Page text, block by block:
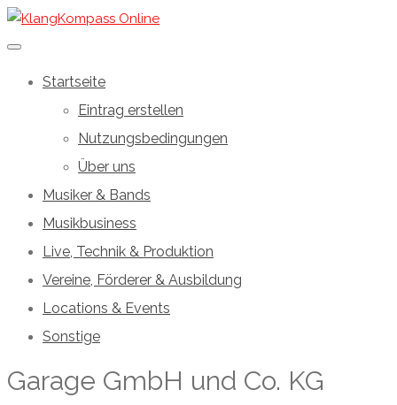
Startseite
Eintrag erstellen
Nutzungsbedingungen
Über uns
Musiker & Bands
Musikbusiness
Live, Technik & Produktion
Vereine, Förderer & Ausbildung
Locations & Events
Sonstige
Garage GmbH und Co. KG